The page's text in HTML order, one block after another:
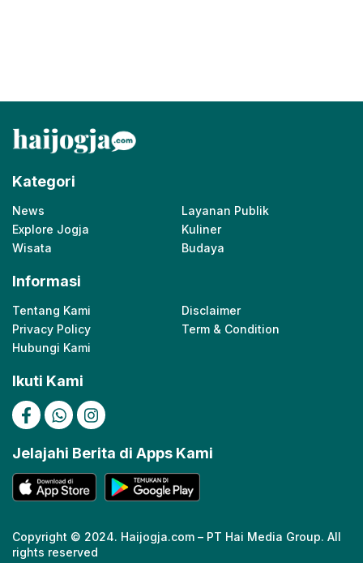
Kategori
News
Layanan Publik
Explore Jogja
Kuliner
Wisata
Budaya
Informasi
Tentang Kami
Disclaimer
Privacy Policy
Term & Condition
Hubungi Kami
Ikuti Kami
Jelajahi Berita di Apps Kami
Copyright © 2024. Haijogja.com – PT Hai Media Group. All
rights reserved